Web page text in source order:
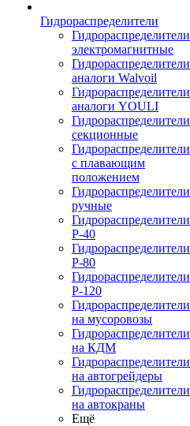
Гидрораспределители
Гидрораспределители
электромагнитные
Гидрораспределители
аналоги Walvoil
Гидрораспределители
аналоги YOULI
Гидрораспределители
секционные
Гидрораспределители
с плавающим
положением
Гидрораспределители
ручные
Гидрораспределители
Р-40
Гидрораспределители
Р-80
Гидрораспределители
Р-120
Гидрораспределители
на мусоровозы
Гидрораспределители
на КДМ
Гидрораспределители
на автогрейдеры
Гидрораспределители
на автокраны
Ещё